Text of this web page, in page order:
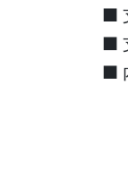
■
■
■